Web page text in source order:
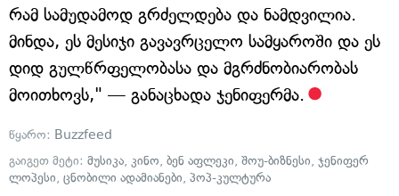
რამ სამუდამოდ გრძელდება და ნამდვილია.
მინდა, ეს მესიჯი გავავრცელო სამყაროში და ეს
დიდ გულწრფელობასა და მგრძნობიარობას
მოითხოვს," — განაცხადა ჯენიფერმა.
წყარო: Buzzfeed
გაიგეთ მეტი: მუსიკა, კინო, ბენ აფლეკი, შოუ-ბიზნესი, ჯენიფერ
ლოპესი, ცნობილი ადამიანები, პოპ-კულტურა